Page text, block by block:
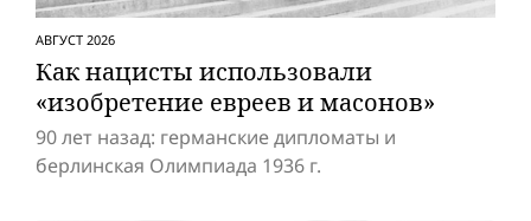
АВГУСТ 2026
Как нацисты использовали
«изобретение евреев и масонов»
90 лет назад: германские дипломаты и
берлинская Олимпиада 1936 г.